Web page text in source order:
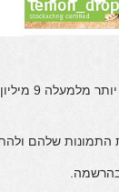
מאגר
שלהם